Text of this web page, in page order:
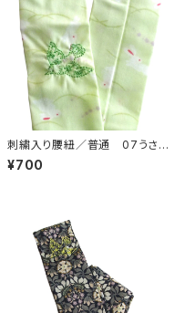
刺繍入り腰紐／普通 07うさぎ
黄緑【コットンきもの屋＊san】
¥700